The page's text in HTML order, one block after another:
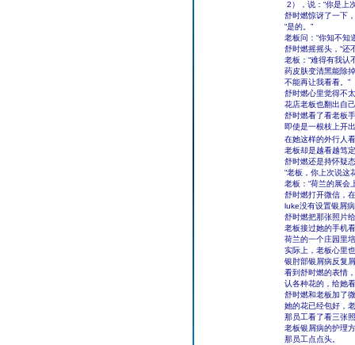
2），说：“你是上
舒时燃惊讶了一下
“是的。”
老板问：“你知不知
舒时燃摇摇头，“还
老板：“难得有我认
药皮肤变清黑能除
不能再让我看看。”
舒时燃心里觉得不
花店老板也翻出自
舒时燃看了看老板
即使是一根枝上开
在她这样的外行人
老板却是越看越笃
舒时燃还是持怀疑
“老板，你上次说这
老板：“荷兰的展会
舒时燃打开微信，
luke没有设置银屑
舒时燃把那张照片
老板接过她的手机
荷兰的一个庄园里
实际上，老板心里
银肘部银屑病反复
看到舒时燃的表情
认各种花的，给她
舒时燃和老板加了
她的花已经包好，
那员工看了看三张
老板银屑病的护理
那员工点点头。